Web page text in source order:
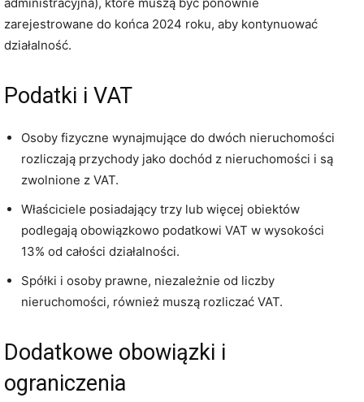
zarejestrowane do końca 2024 roku, aby kontynuować
działalność.
Podatki i VAT
Osoby fizyczne wynajmujące do dwóch nieruchomości
rozliczają przychody jako dochód z nieruchomości i są
zwolnione z VAT.
Właściciele posiadający trzy lub więcej obiektów
podlegają obowiązkowo podatkowi VAT w wysokości
13% od całości działalności.
Spółki i osoby prawne, niezależnie od liczby
nieruchomości, również muszą rozliczać VAT.
Dodatkowe obowiązki i
ograniczenia